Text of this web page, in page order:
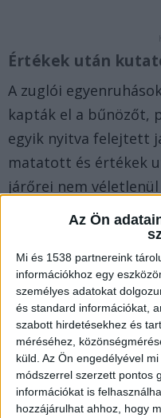
Az Ön
Mi és 1538 partnereink
információkhoz egy
személyes adatokat
és standard információkat,
szabott hirdetésekhez és
méréséhez,
küld. Az Ön engedélyével
módszerrel szerzett pontos
információkat is
hozzájárulhat ahhoz, hogy
Értékek után
A zuglói
kapták el a bűnözőt,
egyik nyitva felejtett
matatott és értékek
járőrei nem
akciót ugyanis
ébersége. A
bejelentés is
kerület utcáit járva
kinyitni a parkoló
legfrissebb híreit ide
Facebookon már
minket.